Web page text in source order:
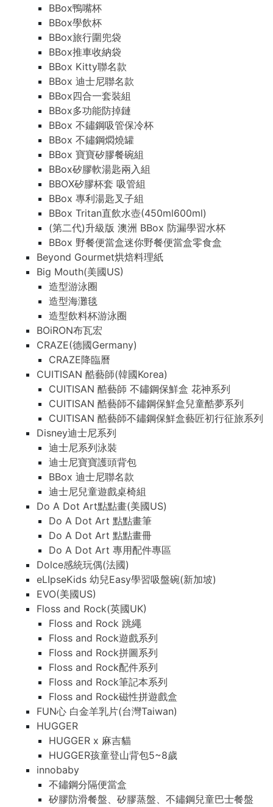
BBox鴨嘴杯
BBox學飲杯
BBox旅行圍兜袋
BBox推車收納袋
BBox Kitty聯名款
BBox 迪士尼聯名款
BBox四合一套裝組
BBox多功能防掉鏈
BBox 不鏽鋼吸管保冷杯
BBox 不鏽鋼燜燒罐
BBox 寶寶矽膠餐碗組
BBox矽膠軟湯匙兩入組
BBOX矽膠杯套 吸管組
BBox 專利湯匙叉子組
BBox Tritan直飲水壺(450ml600ml)
(第二代)升級版 澳洲 BBox 防漏學習水杯
BBox 野餐便當盒迷你野餐便當盒零食盒
Beyond Gourmet烘焙料理紙
Big Mouth(美國US)
造型游泳圈
造型海灘毯
造型飲料杯游泳圈
BOiRON布瓦宏
CRAZE(德國Germany)
CRAZE降臨曆
CUITISAN 酷藝師(韓國Korea)
CUITISAN 酷藝師 不鏽鋼保鮮盒 花神系列
CUITISAN 酷藝師不鏽鋼保鮮盒兒童酷夢系列
CUITISAN 酷藝師不鏽鋼保鮮盒藝匠初行征旅系列
Disney迪士尼系列
迪士尼系列泳裝
迪士尼寶寶護頭背包
BBox 迪士尼聯名款
迪士尼兒童遊戲桌椅組
Do A Dot Art點點畫(美國US)
Do A Dot Art 點點畫筆
Do A Dot Art 點點畫冊
Do A Dot Art 專用配件專區
Dolce感統玩偶(法國)
eLIpseKids 幼兒Easy學習吸盤碗(新加坡)
EVO(美國US)
Floss and Rock(英國UK)
Floss and Rock 跳繩
Floss and Rock遊戲系列
Floss and Rock拼圖系列
Floss and Rock配件系列
Floss and Rock筆記本系列
Floss and Rock磁性拼遊戲盒
FUN心 白金羊乳片(台灣Taiwan)
HUGGER
HUGGER x 麻吉貓
HUGGER孩童登山背包5~8歲
innobaby
不鏽鋼分隔便當盒
矽膠防滑餐盤、矽膠蒸盤、不鏽鋼兒童巴士餐盤